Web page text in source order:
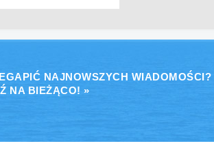
NAJNOWSZYCH WIADOMOŚCI?
NA BIEŻĄCO! »